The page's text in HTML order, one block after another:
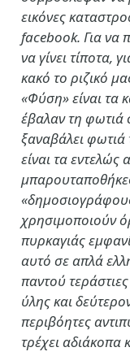
εικόνες
facebook. Για να
να γίνει τίποτα,
κακό το ριζικό
«Φύση» είναι τα
έβαλαν τη φωτιά
ξαναβάλει φωτιά
είναι τα
χρησιμοποιούν
πυρκαγιάς
αυτό σε απλά
παντού
ύλης και
περιβόητες
τρέχει αδιάκοπα